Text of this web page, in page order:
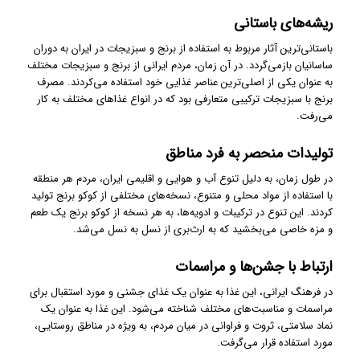
ریشه‌های باستانی
باستانی‌ترین آثار مربوط به استفاده از برنج و سبزیجات در ایران به دوران
ساسانیان بازمی‌گردد. در آن زمان، مردم ایرانی از برنج و سبزیجات مختلف
به عنوان یکی از اصلی‌ترین عناصر غذایی خود استفاده می‌کردند. مصرف
برنج با سبزیجات ترکیبی متعارفی بود که در انواع غذاهای مختلف به کار
می‌رفت.
تولیدات منحصر به فرد مناطق
در طول زمان، به دلیل تنوع آب و هوایی و اقلیمی ایران، مردم هر منطقه
با استفاده از مواد محلی و متنوع، نسخه‌های مختلفی از کوکو برنج تولید
کردند. این تنوع در ترکیبات و ادویه‌ها، به هر نسخه از کوکو برنج یک طعم
و مزه خاصی می‌بخشید که به ارث‌بری از نسل به نسل می‌شد.
ارتباط با جشن‌ها و مراسمات
در فرهنگ ایرانی، این غذا به عنوان یک غذای جشنی و مورد استقبال برای
مراسمات و مناسبت‌های مختلف شناخته می‌شود. این غذا به عنوان یک
نماد سلامتی، ثروت و فراوانی در میان مردم، به ویژه در مناطق روستایی،
مورد استفاده قرار می‌گرفت.